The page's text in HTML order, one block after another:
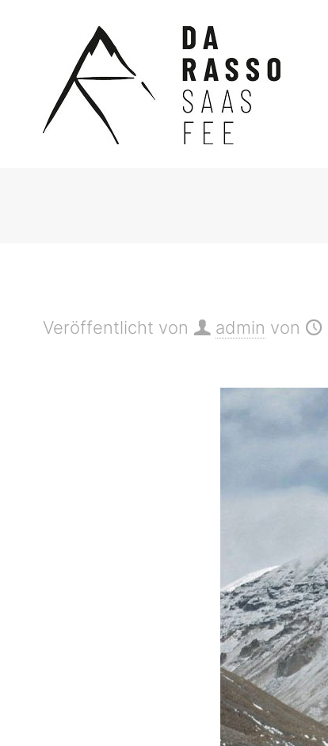
Veröffentlicht von admin von